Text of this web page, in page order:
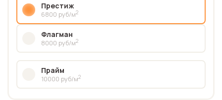
Престиж
6800 руб/м2
Флагман
8000 руб/м2
Прайм
10000 руб/м2